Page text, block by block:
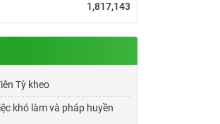
1,817,143
Tỳ kheo
khó làm và pháp huyền